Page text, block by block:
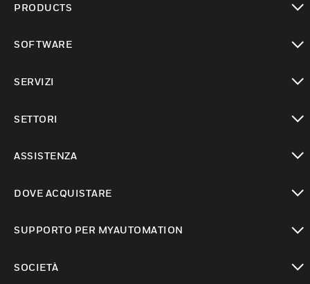
PRODUCTS
SOFTWARE
SERVIZI
SETTORI
ASSISTENZA
DOVE ACQUISTARE
SUPPORTO PER MYAUTOMATION
SOCIETÀ